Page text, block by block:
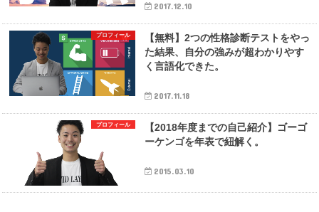
2017.12.10
プロフィール
【無料】2つの性格診断テストをやっ
た結果、自分の強みが超わかりやす
く言語化できた。
2017.11.18
プロフィール
【2018年度までの自己紹介】ゴーゴ
ーケンゴを年表で紐解く。
2015.03.10